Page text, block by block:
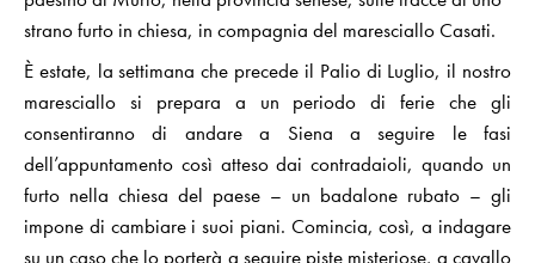
strano furto in chiesa, in compagnia del maresciallo Casati.
È estate, la settimana che precede il Palio di Luglio, il nostro
maresciallo si prepara a un periodo di ferie che gli
consentiranno di andare a Siena a seguire le fasi
dell’appuntamento così atteso dai contradaioli, quando un
furto nella chiesa del paese – un badalone rubato – gli
impone di cambiare i suoi piani. Comincia, così, a indagare
su un caso che lo porterà a seguire piste misteriose, a cavallo